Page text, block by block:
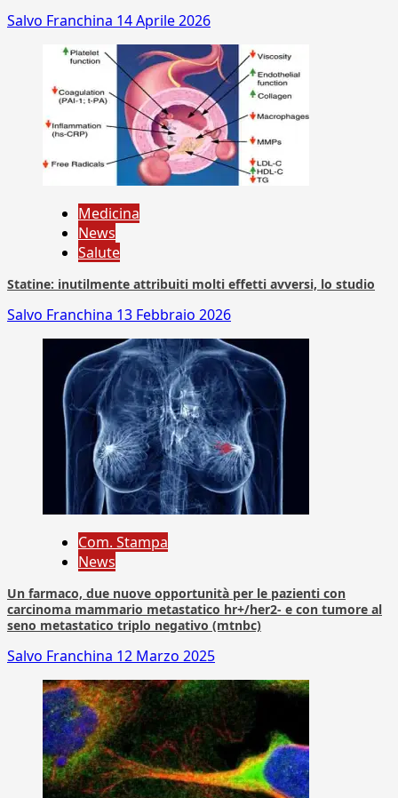
Salvo Franchina 14 Aprile 2026
Medicina
News
Salute
Statine: inutilmente attribuiti molti effetti avversi, lo studio
Salvo Franchina 13 Febbraio 2026
Com. Stampa
News
Un farmaco, due nuove opportunità per le pazienti con
carcinoma mammario metastatico hr+/her2- e con tumore al
seno metastatico triplo negativo (mtnbc)
Salvo Franchina 12 Marzo 2025